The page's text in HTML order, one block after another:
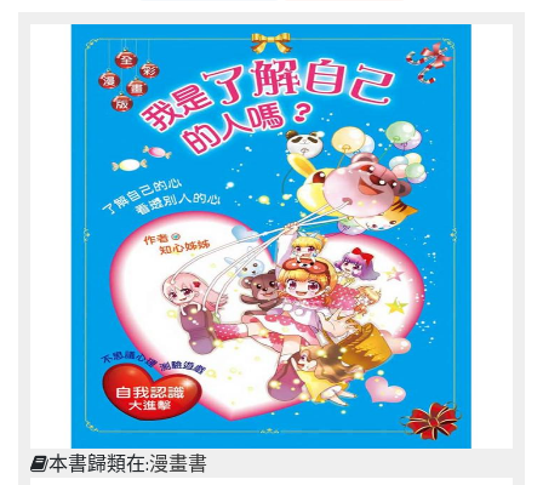
本書歸類在:漫畫書